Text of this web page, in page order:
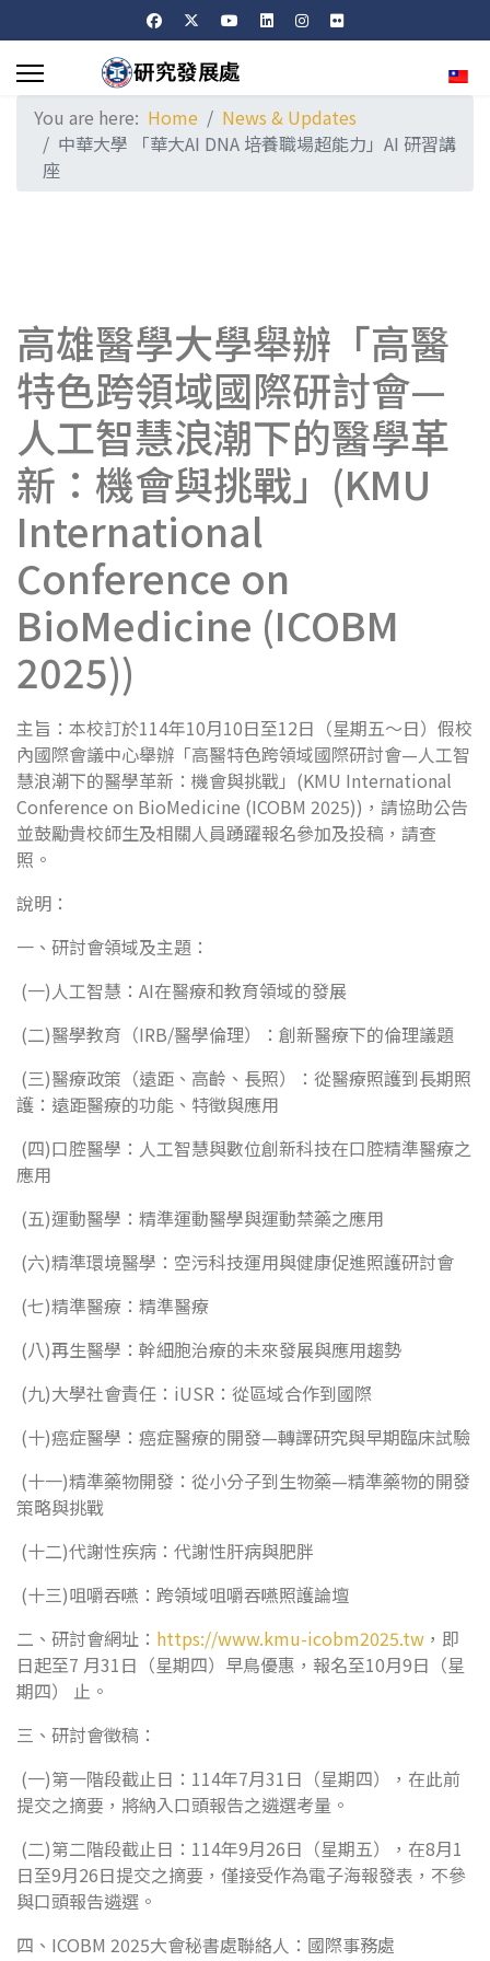
You are here: Home
News & Updates
中華大學 「華大AI DNA 培養職場超能力」AI 研習講
座
高雄醫學大學舉辦「高醫
特色跨領域國際研討會—
人工智慧浪潮下的醫學革
新：機會與挑戰」(KMU
International
Conference on
BioMedicine (ICOBM
2025))
主旨：本校訂於114年10月10日至12日（星期五～日）假校
內國際會議中心舉辦「高醫特色跨領域國際研討會—人工智
慧浪潮下的醫學革新：機會與挑戰」(KMU International
Conference on BioMedicine (ICOBM 2025))，請協助公告
並鼓勵貴校師生及相關人員踴躍報名參加及投稿，請查
照。
說明：
一、研討會領域及主題：
(一)人工智慧：AI在醫療和教育領域的發展
(二)醫學教育（IRB/醫學倫理）：創新醫療下的倫理議題
(三)醫療政策（遠距、高齡、長照）：從醫療照護到長期照
護：遠距醫療的功能、特徵與應用
(四)口腔醫學：人工智慧與數位創新科技在口腔精準醫療之
應用
(五)運動醫學：精準運動醫學與運動禁藥之應用
(六)精準環境醫學：空污科技運用與健康促進照護研討會
(七)精準醫療：精準醫療
(八)再生醫學：幹細胞治療的未來發展與應用趨勢
(九)大學社會責任：iUSR：從區域合作到國際
(十)癌症醫學：癌症醫療的開發—轉譯研究與早期臨床試驗
(十一)精準藥物開發：從小分子到生物藥—精準藥物的開發
策略與挑戰
(十二)代謝性疾病：代謝性肝病與肥胖
(十三)咀嚼吞嚥：跨領域咀嚼吞嚥照護論壇
二、研討會網址： https://www.kmu-icobm2025.tw ，即
日起至7 月31日（星期四）早鳥優惠，報名至10月9日（星
期四） 止。
三、研討會徵稿：
(一)第一階段截止日：114年7月31日（星期四），在此前
提交之摘要，將納入口頭報告之遴選考量。
(二)第二階段截止日：114年9月26日（星期五），在8月1
日至9月26日提交之摘要，僅接受作為電子海報發表，不參
與口頭報告遴選。
四、ICOBM 2025大會秘書處聯絡人：國際事務處